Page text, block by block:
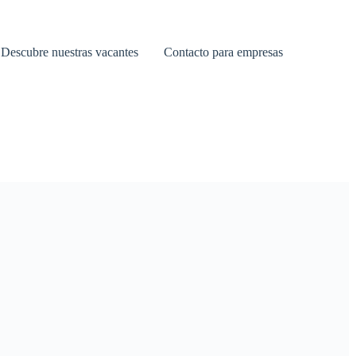
Descubre nuestras vacantes Contacto para empresas